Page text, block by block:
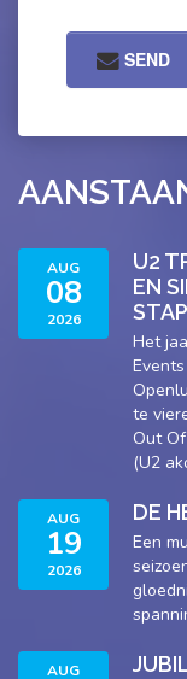
SEND
AUG
08
2026
U2
EN
Het
te
Out
(U2
AUG
19
2026
DE
Een
AUG